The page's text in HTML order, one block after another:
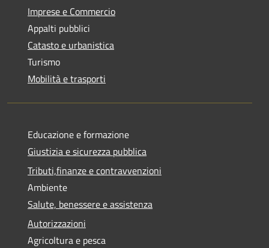
Imprese e Commercio
Appalti pubblici
Catasto e urbanistica
Turismo
Mobilità e trasporti
Educazione e formazione
Giustizia e sicurezza pubblica
Tributi,finanze e contravvenzioni
Ambiente
Salute, benessere e assistenza
Autorizzazioni
Agricoltura e pesca